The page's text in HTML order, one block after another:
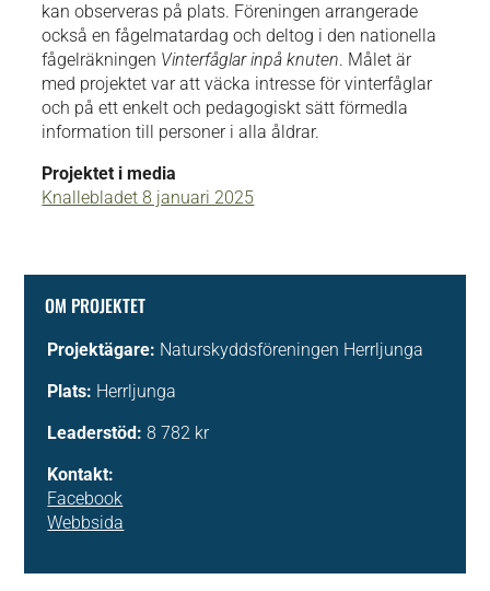
kan observeras på plats. Föreningen arrangerade
också en fågelmatardag och deltog i den nationella
fågelräkningen Vinterfåglar inpå knuten. Målet är
med projektet var att väcka intresse för vinterfåglar
och på ett enkelt och pedagogiskt sätt förmedla
information till personer i alla åldrar.
Projektet i media
Knallebladet 8 januari 2025
OM PROJEKTET
Projektägare: Naturskyddsföreningen Herrljunga
Plats: Herrljunga
Leaderstöd: 8 782 kr
Kontakt:
Facebook
Webbsida